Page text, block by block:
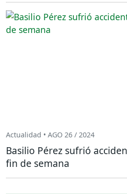
Actualidad • AGO 26 / 2024
Basilio Pérez sufrió
fin de semana